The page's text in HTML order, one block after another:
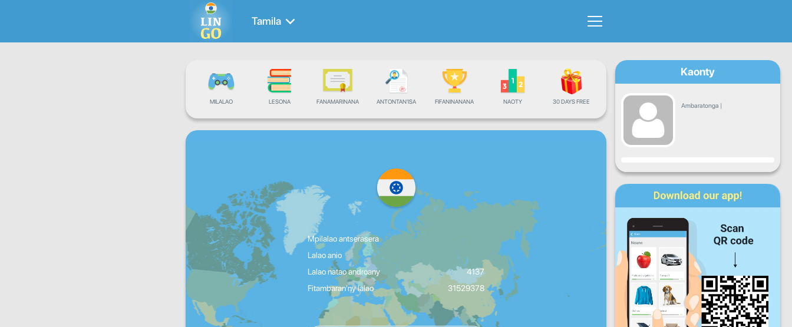
Tamila
MILALAO LESONA FANAMARINANA ANTONTAN'ISA FIFANINANANA NAOTY 30 DAYS FREE
Mpilalao antserasera
Lalao anio
Lalao natao androany
4137
Fitambaran'ny lalao
31529378
Kaonty
Ambaratonga |
Fandrosoana
Alatsinainy Alarobia Alakamisy
Sabotsy Alahady
Fandrosoana isan'andro